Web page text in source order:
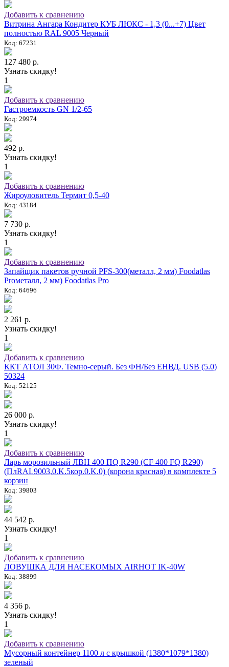
Добавить к сравнению
Витрина Ангара Кондитер КУБ ЛЮКС - 1,3 (0...+7) Цвет
полностью RAL 9005 Черный
Код: 67231
127 480 р.
Узнать скидку!
1
Добавить к сравнению
Гастроемкость GN 1/2-65
Код: 29974
492 р.
Узнать скидку!
1
Добавить к сравнению
Жироуловитель Термит 0,5-40
Код: 43184
7 730 р.
Узнать скидку!
1
Добавить к сравнению
Запайщик пакетов ручной PFS-300(металл, 2 мм) Foodatlas
Proметалл, 2 мм) Foodatlas Pro
Код: 64696
2 261 р.
Узнать скидку!
1
Добавить к сравнению
ККТ АТОЛ 30Ф. Темно-серый. Без ФН/Без ЕНВД. USB (5.0)
50324
Код: 52125
26 000 р.
Узнать скидку!
1
Добавить к сравнению
Ларь морозильный ЛВН 400 ПQ R290 (СF 400 FQ R290)
(ПлRAL9003,0.K.5кор.0.K.0) (корона красная) в комплекте 5
корзин
Код: 39803
44 542 р.
Узнать скидку!
1
Добавить к сравнению
ЛОВУШКА ДЛЯ НАСЕКОМЫХ AIRHOT IK-40W
Код: 38899
4 356 р.
Узнать скидку!
1
Добавить к сравнению
Мусорный контейнер 1100 л с крышкой (1380*1079*1380)
зеленый